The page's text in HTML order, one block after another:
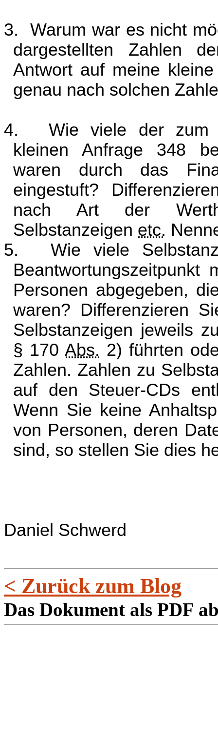
3.
Warum war es nicht
dargestellten Zahlen
Antwort auf meine
genau nach solchen
4.
Wie viele der zum
kleinen Anfrage 348
waren durch das
eingestuft?
nach Art der
Selbstanzeigen etc.
5.
Wie viele
Personen abgegeben,
waren? Differenzieren
Selbstanzeigen jeweils
§ 170Abs. 2) führten
Zahlen. Zahlen zu
auf den Steuer-CDs
Wenn Sie keine
von Personen, deren
sind, so stellen Sie dies
Daniel Schwerd
< Zurück zum Blog
Das Dokument als PDF